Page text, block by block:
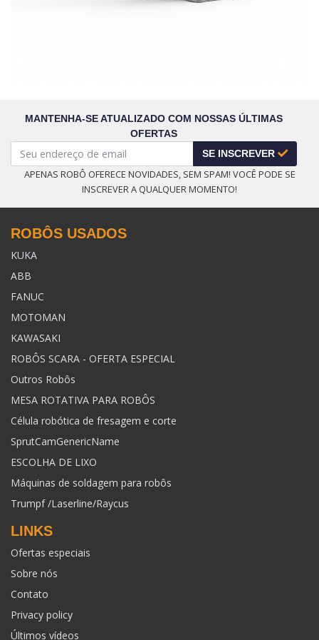
MANTENHA-SE ATUALIZADO COM NOSSAS ÚLTIMAS
OFERTAS
SE INSCREVER
APENAS ROBÔ OFERECE NOVIDADES, SEM SPAM! VOCÊ PODE SE
INSCREVER A QUALQUER MOMENTO!
ROBÔS USADOS
KUKA
ABB
FANUC
MOTOMAN
KAWASAKI
ROBÔS SCARA - OFERTA ESPECIAL
Outros Robôs
MESA ROTATIVA PARA ROBÔS
Célula robótica de fresagem e corte
SprutCamGenericName
ESCOLHA DE LIXO
Máquinas de soldagem para robôs
Trumpf /Laserline/Raycus
LINKS
Ofertas especiais
Sobre nós
Contato
Privacy policy
Últimos vídeos